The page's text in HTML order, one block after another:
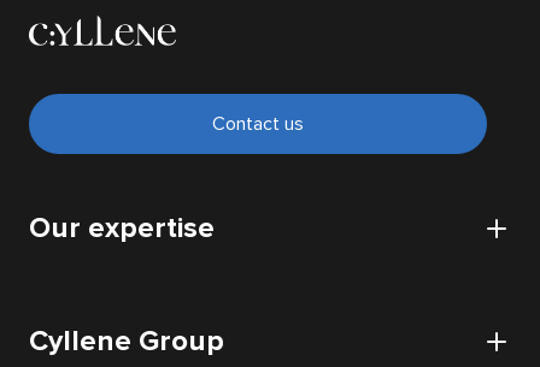
Contact us
Our expertise
Cloud
Cyllene Group